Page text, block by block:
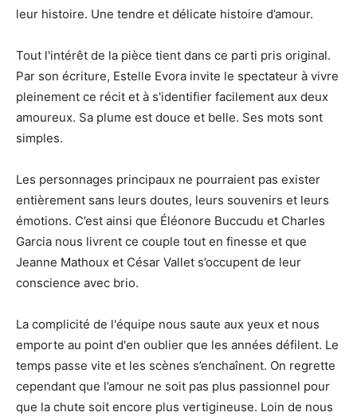
leur histoire. Une tendre et délicate histoire d’amour.
Tout l'intérêt de la pièce tient dans ce parti pris original.
Par son écriture, Estelle Evora invite le spectateur à vivre
pleinement ce récit et à s'identifier facilement aux deux
amoureux. Sa plume est douce et belle. Ses mots sont
simples.
Les personnages principaux ne pourraient pas exister
entièrement sans leurs doutes, leurs souvenirs et leurs
émotions. C’est ainsi que Éléonore Buccudu et Charles
Garcia nous livrent ce couple tout en finesse et que
Jeanne Mathoux et César Vallet s’occupent de leur
conscience avec brio.
La complicité de l'équipe nous saute aux yeux et nous
emporte au point d'en oublier que les années défilent. Le
temps passe vite et les scènes s’enchaînent. On regrette
cependant que l’amour ne soit pas plus passionnel pour
que la chute soit encore plus vertigineuse. Loin de nous